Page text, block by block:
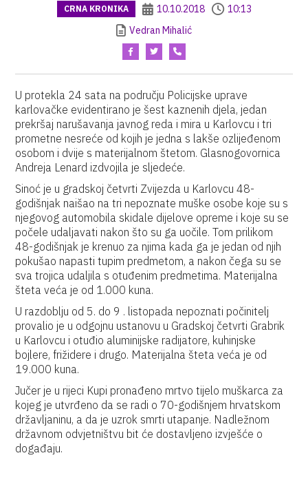
CRNA KRONIKA 10.10.2018
10:13
Vedran Mihalić
U protekla 24 sata na području Policijske uprave
karlovačke evidentirano je šest kaznenih djela, jedan
prekršaj narušavanja javnog reda i mira u Karlovcu i tri
prometne nesreće od kojih je jedna s lakše ozlijeđenom
osobom i dvije s materijalnom štetom. Glasnogovornica
Andreja Lenard izdvojila je sljedeće.
Sinoć je u gradskoj četvrti Zvijezda u Karlovcu 48-
godišnjak naišao na tri nepoznate muške osobe koje su s
njegovog automobila skidale dijelove opreme i koje su se
počele udaljavati nakon što su ga uočile. Tom prilikom
48-godišnjak je krenuo za njima kada ga je jedan od njih
pokušao napasti tupim predmetom, a nakon čega su se
sva trojica udaljila s otuđenim predmetima. Materijalna
šteta veća je od 1.000 kuna.
U razdoblju od 5. do 9 . listopada nepoznati počinitelj
provalio je u odgojnu ustanovu u Gradskoj četvrti Grabrik
u Karlovcu i otuđio aluminijske radijatore, kuhinjske
bojlere, frižidere i drugo. Materijalna šteta veća je od
19.000 kuna.
Jučer je u rijeci Kupi pronađeno mrtvo tijelo muškarca za
kojeg je utvrđeno da se radi o 70-godišnjem hrvatskom
državljaninu, a da je uzrok smrti utapanje. Nadležnom
državnom odvjetništvu bit će dostavljeno izvješće o
događaju.